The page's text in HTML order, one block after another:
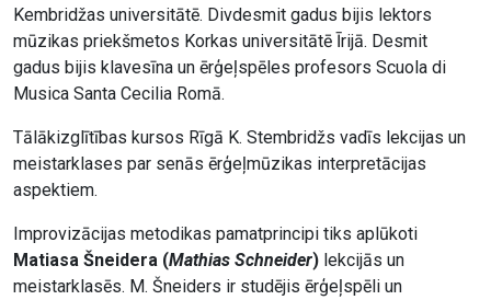
Kembridžas universitātē. Divdesmit gadus bijis lektors
mūzikas priekšmetos Korkas universitātē Īrijā. Desmit
gadus bijis klavesīna un ērģeļspēles profesors Scuola di
Musica Santa Cecilia Romā.
Tālākizglītības kursos Rīgā K. Stembridžs vadīs lekcijas un
meistarklases par senās ērģeļmūzikas interpretācijas
aspektiem.
Improvizācijas metodikas pamatprincipi tiks aplūkoti
Matiasa Šneidera (Mathias Schneider) lekcijās un
meistarklasēs. M. Šneiders ir studējis ērģeļspēli un